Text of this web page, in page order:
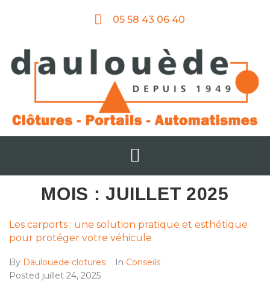
05 58 43 06 40
MOIS : JUILLET 2025
Les carports : une solution pratique et esthétique
pour protéger votre véhicule
By Daulouede clotures In Conseils
Posted juillet 24, 2025